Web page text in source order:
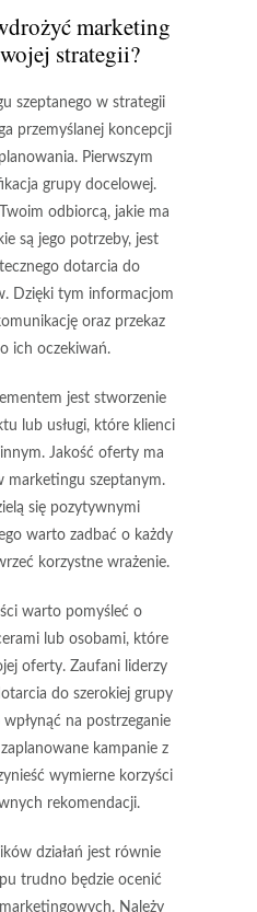
marketing
strategii?
szeptanego w strategii
przemyślanej koncepcji
Pierwszym
grupy docelowej.
odbiorcą, jakie ma
są jego potrzeby, jest
dotarcia do
Dzięki tym informacjom
oraz przekaz
ich oczekiwań.
jest stworzenie
lub usługi, które klienci
Jakość oferty ma
marketingu szeptanym.
się pozytywnymi
warto zadbać o każdy
korzystne wrażenie.
warto pomyśleć o
lub osobami, które
oferty. Zaufani liderzy
do szerokiej grupy
na postrzeganie
kampanie z
wymierne korzyści
rekomendacji.
działań jest równie
trudno będzie ocenić
Należy